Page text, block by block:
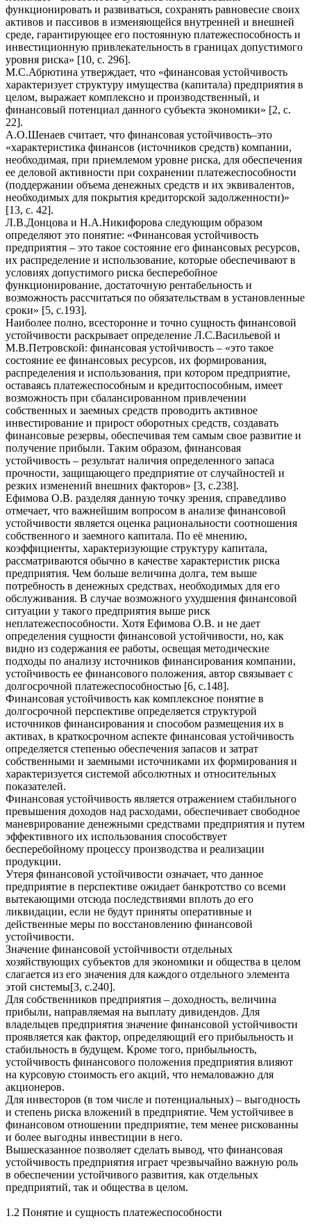
функционировать и развиваться, сохранять равновесие своих
активов и пассивов в изменяющейся внутренней и внешней
среде, гарантирующее его постоянную платежеспособность и
инвестиционную привлекательность в границах допустимого
уровня риска» [10, с. 296].
М.С.Абрютина утверждает, что «финансовая устойчивость
характеризует структуру имущества (капитала) предприятия в
целом, выражает комплексно и производственный, и
финансовый потенциал данного субъекта экономики» [2, с.
22].
А.О.Шенаев считает, что финансовая устойчивость–это
«характеристика финансов (источников средств) компании,
необходимая, при приемлемом уровне риска, для обеспечения
ее деловой активности при сохранении платежеспособности
(поддержании объема денежных средств и их эквивалентов,
необходимых для покрытия кредиторской задолженности)»
[13, с. 42].
Л.В.Донцова и Н.А.Никифорова следующим образом
определяют это понятие: «Финансовая устойчивость
предприятия – это такое состояние его финансовых ресурсов,
их распределение и использование, которые обеспечивают в
условиях допустимого риска бесперебойное
функционирование, достаточную рентабельность и
возможность рассчитаться по обязательствам в установленные
сроки» [5, с.193].
Наиболее полно, всесторонне и точно сущность финансовой
устойчивости раскрывает определение Л.С.Васильевой и
М.В.Петровской: финансовая устойчивость – «это такое
состояние ее финансовых ресурсов, их формирования,
распределения и использования, при котором предприятие,
оставаясь платежеспособным и кредитоспособным, имеет
возможность при сбалансированном привлечении
собственных и заемных средств проводить активное
инвестирование и прирост оборотных средств, создавать
финансовые резервы, обеспечивая тем самым свое развитие и
получение прибыли. Таким образом, финансовая
устойчивость – результат наличия определенного запаса
прочности, защищающего предприятие от случайностей и
резких изменений внешних факторов» [3, с.238].
Ефимова О.В. разделяя данную точку зрения, справедливо
отмечает, что важнейшим вопросом в анализе финансовой
устойчивости является оценка рациональности соотношения
собственного и заемного капитала. По её мнению,
коэффициенты, характеризующие структуру капитала,
рассматриваются обычно в качестве характеристик риска
предприятия. Чем больше величина долга, тем выше
потребность в денежных средствах, необходимых для его
обслуживания. В случае возможного ухудшения финансовой
ситуации у такого предприятия выше риск
неплатежеспособности. Хотя Ефимова О.В. и не дает
определения сущности финансовой устойчивости, но, как
видно из содержания ее работы, освещая методические
подходы по анализу источников финансирования компании,
устойчивость ее финансового положения, автор связывает с
долгосрочной платежеспособностью [6, с.148].
Финансовая устойчивость как комплексное понятие в
долгосрочной перспективе определяется структурой
источников финансирования и способом размещения их в
активах, в краткосрочном аспекте финансовая устойчивость
определяется степенью обеспечения запасов и затрат
собственными и заемными источниками их формирования и
характеризуется системой абсолютных и относительных
показателей.
Финансовая устойчивость является отражением стабильного
превышения доходов над расходами, обеспечивает свободное
маневрирование денежными средствами предприятия и путем
эффективного их использования способствует
бесперебойному процессу производства и реализации
продукции.
Утеря финансовой устойчивости означает, что данное
предприятие в перспективе ожидает банкротство со всеми
вытекающими отсюда последствиями вплоть до его
ликвидации, если не будут приняты оперативные и
действенные меры по восстановлению финансовой
устойчивости.
Значение финансовой устойчивости отдельных
хозяйствующих субъектов для экономики и общества в целом
слагается из его значения для каждого отдельного элемента
этой системы[3, с.240].
Для собственников предприятия – доходность, величина
прибыли, направляемая на выплату дивидендов. Для
владельцев предприятия значение финансовой устойчивости
проявляется как фактор, определяющий его прибыльность и
стабильность в будущем. Кроме того, прибыльность,
устойчивость финансового положения предприятия влияют
на курсовую стоимость его акций, что немаловажно для
акционеров.
Для инвесторов (в том числе и потенциальных) – выгодность
и степень риска вложений в предприятие. Чем устойчивее в
финансовом отношении предприятие, тем менее рискованны
и более выгодны инвестиции в него.
Вышесказанное позволяет сделать вывод, что финансовая
устойчивость предприятия играет чрезвычайно важную роль
в обеспечении устойчивого развития, как отдельных
предприятий, так и общества в целом.
1.2 Понятие и сущность платежеспособности